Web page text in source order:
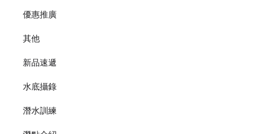
優惠推廣
其他
新品速遞
水底攝錄
潛水訓練